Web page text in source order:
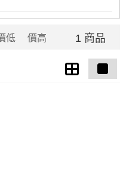
低 價高 1 商品